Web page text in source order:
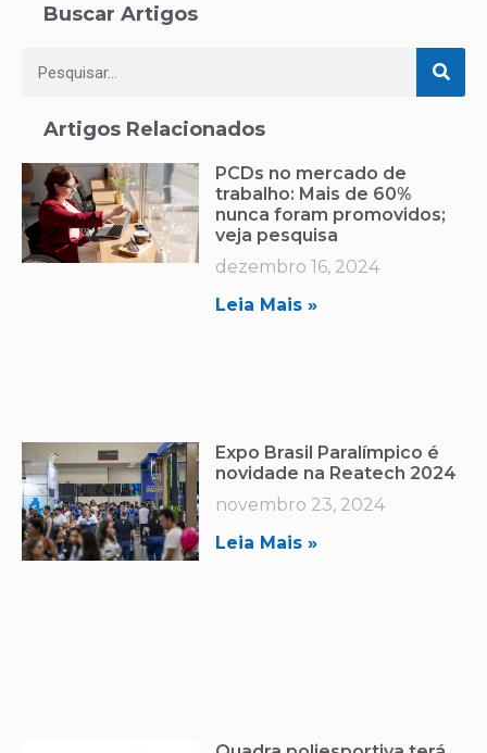
Buscar Artigos
Artigos Relacionados
PCDs no mercado de
trabalho: Mais de 60%
nunca foram promovidos;
veja pesquisa
dezembro 16, 2024
Leia Mais »
Expo Brasil Paralímpico é
novidade na Reatech 2024
novembro 23, 2024
Leia Mais »